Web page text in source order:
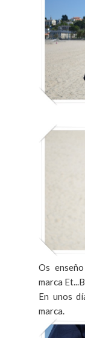
Os
marca
En unos
marca.